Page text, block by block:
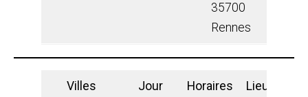
35700
Rennes
Villes Jour Horaires Lieux